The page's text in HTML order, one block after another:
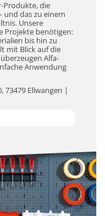
Produkte, die
und das zu einem
Unsere
Projekte benötigen:
bis hin zu
mit Blick auf die
Alfa-
Anwendung
73479 Ellwangen |